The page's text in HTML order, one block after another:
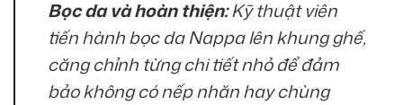
Bọc da và hoàn thiện:Kỹ thuật viên
tiến hành bọc da Nappa lên khung ghế,
căng chỉnh từng chi tiết nhỏ để đảm
bảo không có nếp nhăn hay chùng